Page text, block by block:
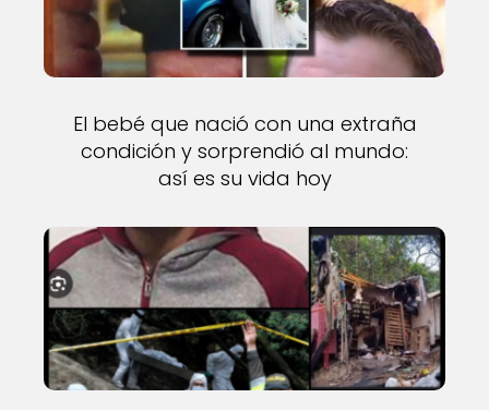
El bebé que nació con una extraña
condición y sorprendió al mundo:
así es su vida hoy